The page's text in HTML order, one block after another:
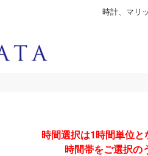
時計、マリ
時間選択は1時間単位
時間帯をご選択の